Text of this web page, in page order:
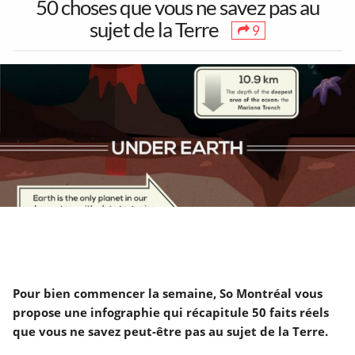
Contact
Ajouter un lieu/activité
English
Acheter abonnés Instagram et Facebook
Google Ads Click Fraud Protection and Prevention
Toutes les sorties Concerts Art & Musées
17
Festivals &
Marchés
3
Réseautage
Théâtre &
Humour
Attractions
264
Déjeuners &
Brunch
LGBT
50 choses que vous ne savez pas au
sujet de la Terre
9
Pour bien commencer la semaine, So Montréal vous
propose une infographie qui récapitule 50 faits réels
que vous ne savez peut-être pas au sujet de la Terre.